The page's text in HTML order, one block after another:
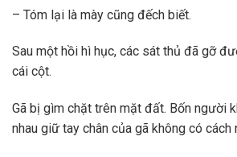
– Tóm lại là mày cũng đếch biết.
Sau một hồi hì hục, các sát thủ đã gỡ
cái cột.
Gã bị gìm chặt trên mặt đất. Bốn người
nhau giữ tay chân của gã không có cách